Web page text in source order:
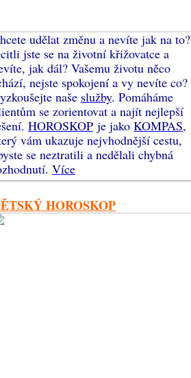
udělat změnu a nevíte jak na to?
jste se na životní křižovatce a
jak dál? Vašemu životu něco
nejste spokojení a vy nevíte co?
naše služby. Pomáháme
se zorientovat a najít nejlepší
HOROSKOP je jako KOMPAS,
vám ukazuje nejvhodnější cestu,
se neztratili a nedělali chybná
Více
HOROSKOP